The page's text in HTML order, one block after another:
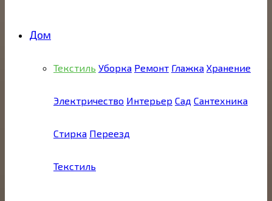
Дом
Текстиль Уборка Ремонт Глажка Хранение
Электричество Интерьер Сад Сантехника
Стирка Переезд
Текстиль